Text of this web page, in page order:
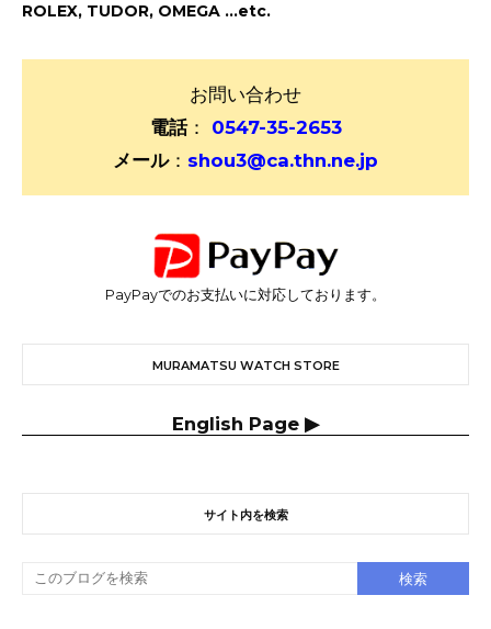
ROLEX, TUDOR, OMEGA ...etc.
お問い合わせ
電話：
0547-35-2653
メール： shou3@ca.thn.ne.jp
PayPayでのお支払いに対応しております。
MURAMATSU WATCH STORE
English Page ▶
サイト内を検索